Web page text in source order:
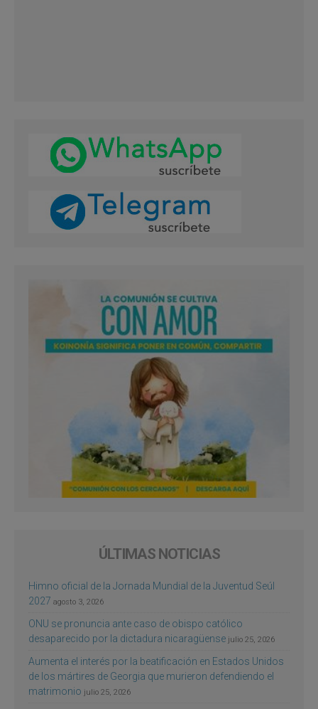
ÚLTIMAS NOTICIAS
Himno oficial de la Jornada Mundial de la Juventud Seúl
2027 agosto 3, 2026
ONU se pronuncia ante caso de obispo católico
desaparecido por la dictadura nicaragüense julio 25, 2026
Aumenta el interés por la beatificación en Estados Unidos
de los mártires de Georgia que murieron defendiendo el
matrimonio julio 25, 2026